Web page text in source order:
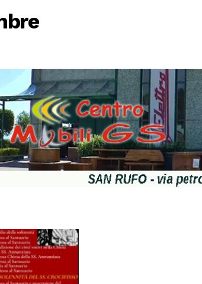
nei pressi dello svincolo di Polla